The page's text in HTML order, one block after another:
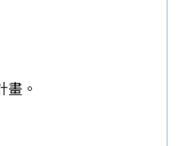
畫。